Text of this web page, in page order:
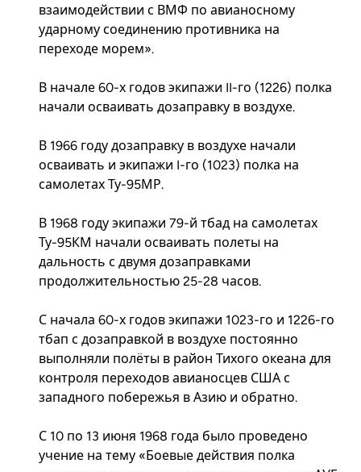
взаимодействии с ВМФ по авианосному
ударному соединению противника на
переходе морем».
В начале 60-х годов экипажи II-го (1226) полка
начали осваивать дозаправку в воздухе.
В 1966 году дозаправку в воздухе начали
осваивать и экипажи I-го (1023) полка на
самолетах Ту-95МР.
В 1968 году экипажи 79-й тбад на самолетах
Ту-95КМ начали осваивать полеты на
дальность с двумя дозаправками
продолжительностью 25-28 часов.
С начала 60-х годов экипажи 1023-го и 1226-го
тбап с дозаправкой в воздухе постоянно
выполняли полёты в район Тихого океана для
контроля переходов авианосцев США с
западного побережья в Азию и обратно.
С 10 по 13 июня 1968 года было проведено
учение на тему «Боевые действия полка